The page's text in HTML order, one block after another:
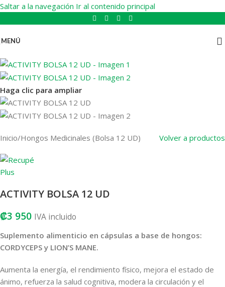
Saltar a la navegación Ir al contenido principal
MENÚ
Haga clic para ampliar
Inicio/Hongos Medicinales (Bolsa 12 UD) Volver a productos
ACTIVITY BOLSA 12 UD
₡3 950 IVA incluido
Suplemento alimenticio en cápsulas a base de hongos:
CORDYCEPS y LION’S MANE.
Aumenta la energía, el rendimiento físico, mejora el estado de
ánimo, refuerza la salud cognitiva, modera la circulación y el